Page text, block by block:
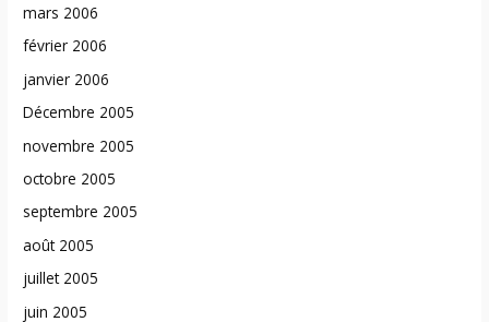
mars 2006
février 2006
janvier 2006
Décembre 2005
novembre 2005
octobre 2005
septembre 2005
août 2005
juillet 2005
juin 2005